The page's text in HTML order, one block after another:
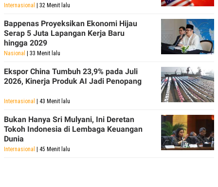
Internasional | 32 Menit lalu
Bappenas Proyeksikan Ekonomi Hijau
Serap 5 Juta Lapangan Kerja Baru
hingga 2029
Nasional | 33 Menit lalu
Ekspor China Tumbuh 23,9% pada Juli
2026, Kinerja Produk AI Jadi Penopang
Internasional | 43 Menit lalu
Bukan Hanya Sri Mulyani, Ini Deretan
Tokoh Indonesia di Lembaga Keuangan
Dunia
Internasional | 45 Menit lalu